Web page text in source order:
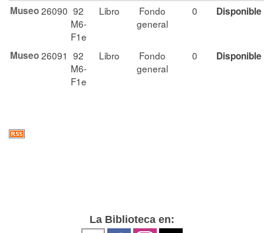
Museo26090 92
M6-
F1e
Libro
Fondo
general
0 Disponible
Museo26091 92
M6-
F1e
Libro
Fondo
general
0 Disponible
La Biblioteca en: